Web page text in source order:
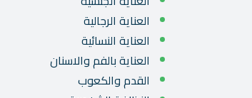
العناية الرجالية
العناية النسائية
العناية بالفم والاسنان
القدم والكعوب